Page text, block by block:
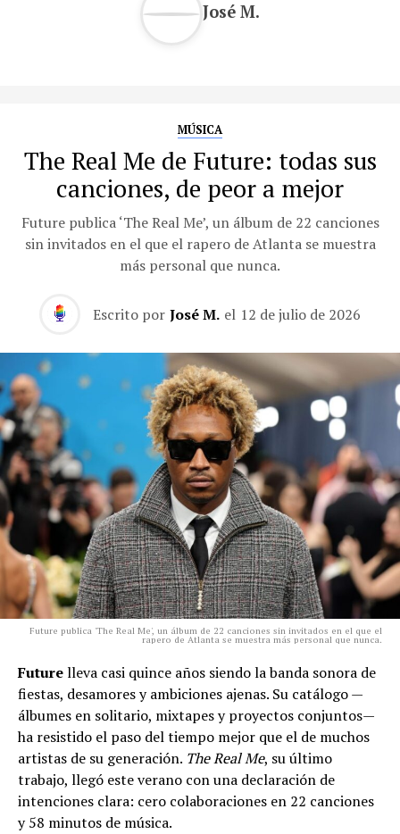
José M.
MÚSICA
The Real Me de Future: todas sus
canciones, de peor a mejor
Future publica ‘The Real Me’, un álbum de 22 canciones
sin invitados en el que el rapero de Atlanta se muestra
más personal que nunca.
Escrito por José M. el 12 de julio de 2026
Future publica 'The Real Me', un álbum de 22 canciones sin invitados en el que el
rapero de Atlanta se muestra más personal que nunca.
Futurelleva casi quince años siendo la banda sonora de
fiestas, desamores y ambiciones ajenas. Su catálogo —
álbumes en solitario, mixtapes y proyectos conjuntos—
ha resistido el paso del tiempo mejor que el de muchos
artistas de su generación. The Real Me, su último
trabajo, llegó este verano con una declaración de
intenciones clara: cero colaboraciones en 22 canciones
y 58 minutos de música.